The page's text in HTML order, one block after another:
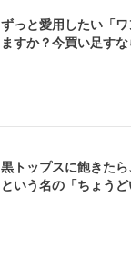
ずっと愛用したい「
ますか？今買い足す
黒トップスに飽きた
という名の「ちょう